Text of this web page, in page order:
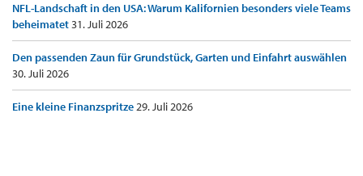
NFL-Landschaft in den USA: Warum Kalifornien besonders viele Teams
beheimatet31. Juli 2026
Den passenden Zaun für Grundstück, Garten und Einfahrt auswählen
30. Juli 2026
Eine kleine Finanzspritze29. Juli 2026